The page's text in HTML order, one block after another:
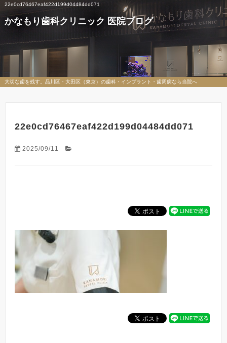
22e0cd76467eaf422d199d04484dd071
かなもり歯科クリニック 医院ブログ
大切な歯を残す。品川区・大田区（東京）の歯科・インプラント・歯周病なら当院へ
22e0cd76467eaf422d199d04484dd071
2025/09/11